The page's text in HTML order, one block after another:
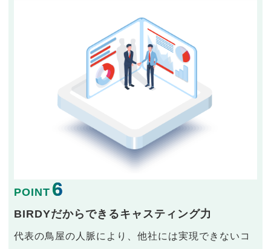
POINT 6
BIRDYだからできるキャスティング力
代表の鳥屋の人脈により、他社には実現できないコ